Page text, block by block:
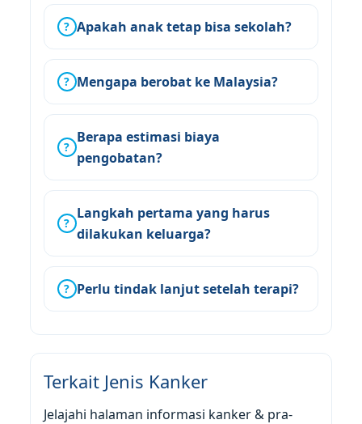
? Apakah anak tetap bisa sekolah?
? Mengapa berobat ke Malaysia?
?
Berapa estimasi biaya
pengobatan?
?
Langkah pertama yang harus
dilakukan keluarga?
? Perlu tindak lanjut setelah terapi?
Terkait Jenis Kanker
Jelajahi halaman informasi kanker & pra-